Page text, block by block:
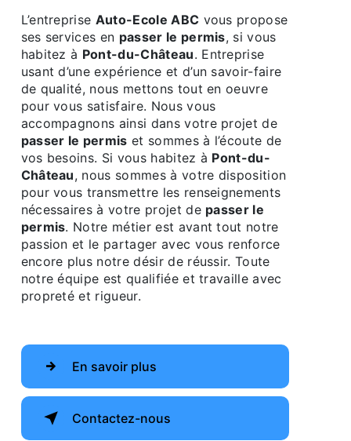
L’entreprise Auto-Ecole ABC vous propose
ses services en passer le permis, si vous
habitez à Pont-du-Château. Entreprise
usant d’une expérience et d’un savoir-faire
de qualité, nous mettons tout en oeuvre
pour vous satisfaire. Nous vous
accompagnons ainsi dans votre projet de
passer le permis et sommes à l’écoute de
vos besoins. Si vous habitez à Pont-du-
Château, nous sommes à votre disposition
pour vous transmettre les renseignements
nécessaires à votre projet de passer le
permis. Notre métier est avant tout notre
passion et le partager avec vous renforce
encore plus notre désir de réussir. Toute
notre équipe est qualifiée et travaille avec
propreté et rigueur.
En savoir plus
Contactez-nous